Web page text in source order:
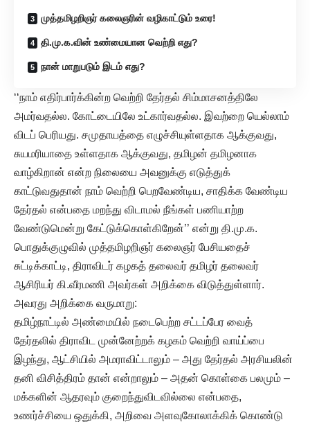
முத்தமிழறிஞர் கலைஞரின் வழிகாட்டும் உரை!
தி.மு.க.வின் உண்மையான வெற்றி எது?
நான் மாறுபடும் இடம் எது?
‘‘நாம் எதிர்பார்க்கின்ற வெற்றி தேர்தல் சிம்மாசனத்திலே
அமர்வதல்ல. கோட்டையிலே உட்கார்வதல்ல. இவற்றை யெல்லாம்
விடப் பெரியது. சமுதாயத்தை எழுச்சியுள்ளதாக ஆக்குவது,
சுயமரியாதை உள்ளதாக ஆக்குவது, தமிழன் தமிழனாக
வாழ்கிறான் என்ற நிலையை அவனுக்கு எடுத்துக்
காட்டுவதுதான் நாம் வெற்றி பெறவேண்டிய, சாதிக்க வேண்டிய
தேர்தல் என்பதை மறந்து விடாமல் நீங்கள் பணியாற்ற
வேண்டுமென்று கேட்டுக்கொள்கிறேன்’’ என்று தி.மு.க.
பொதுக்குழுவில் முத்தமிழறிஞர் கலைஞர் பேசியதைச்
சுட்டிக்காட்டி, திராவிடர் கழகத் தலைவர் தமிழர் தலைவர்
ஆசிரியர் கி.வீரமணி அவர்கள் அறிக்கை விடுத்துள்ளார்.
அவரது அறிக்கை வருமாறு:
தமிழ்நாட்டில் அண்மையில் நடைபெற்ற சட்டப்பேர வைத்
தேர்தலில் திராவிட முன்னேற்றக் கழகம் வெற்றி வாய்ப்பை
இழந்து, ஆட்சியில் அமராவிட்டாலும் – அது தேர்தல் அரசியலின்
தனி விசித்திரம் தான் என்றாலும் – அதன் கொள்கை பலமும் –
மக்களின் ஆதரவும் குறைந்துவிடவில்லை என்பதை,
உணர்ச்சியை ஒதுக்கி, அறிவை அளவுகோலாக்கிக் கொண்டு